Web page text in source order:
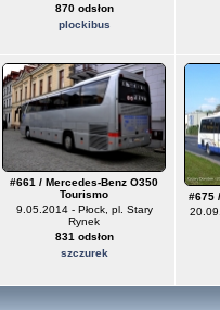
870 odsłon
plockibus
#661 / Mercedes-Benz O350
Tourismo
9.05.2014 - Płock, pl. Stary
Rynek
831 odsłon
szczurek
#675